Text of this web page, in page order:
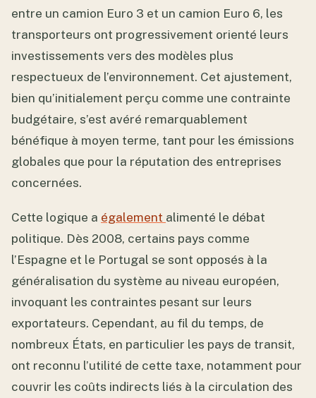
entre un camion Euro 3 et un camion Euro 6, les
transporteurs ont progressivement orienté leurs
investissements vers des modèles plus
respectueux de l’environnement. Cet ajustement,
bien qu’initialement perçu comme une contrainte
budgétaire, s’est avéré remarquablement
bénéfique à moyen terme, tant pour les émissions
globales que pour la réputation des entreprises
concernées.
Cette logique a également alimenté le débat
politique. Dès 2008, certains pays comme
l’Espagne et le Portugal se sont opposés à la
généralisation du système au niveau européen,
invoquant les contraintes pesant sur leurs
exportateurs. Cependant, au fil du temps, de
nombreux États, en particulier les pays de transit,
ont reconnu l’utilité de cette taxe, notamment pour
couvrir les coûts indirects liés à la circulation des